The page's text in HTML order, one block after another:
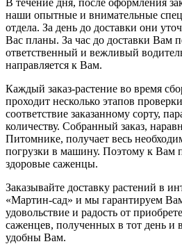
наши опытные и внимательные
отдела. За день до доставки они
Вас планы. За час до доставки Вам
ответственный и вежливый
направляется к Вам.
Каждый заказ-растение во время
проходит несколько этапов
соответствие заказанному сорту,
количеству. Собранный заказ,
Питомнике, получает весь
погрузки в машину. Поэтому к Вам
здоровые саженцы.
Заказывайте доставку растений в
«Мартин-сад» и мы гарантируем
удовольствие и радость от
саженцев, полученных в тот день и
удобны Вам.